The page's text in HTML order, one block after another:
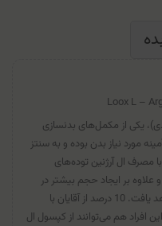
Loox L –
آرژنين 2500 لوكس (150 عددی)، یکی از مکمل‌های بدنسازی
مورد نیاز بدن بوده و به سنتز
مصرف ال آرژنین توده‌های
بر ایجاد حجم بیشتر در
عضلات، قدرت عضلانی هم افزایش خواهد یافت. 10 درصد از آقایان با
هم می‌توانند از کپسول ال